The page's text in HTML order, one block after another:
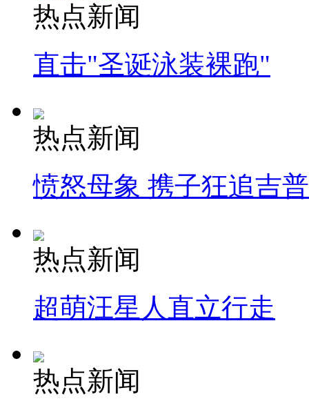
热点新闻
直击"圣诞泳装裸跑"
热点新闻
愤怒母象 携子狂追吉
热点新闻
超萌汪星人直立行走
热点新闻